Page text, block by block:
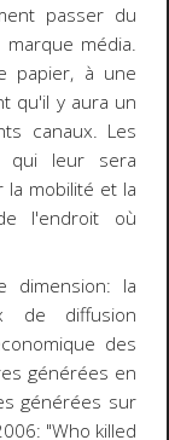
passer du
média.
papier, à une
qu'il y aura un
canaux. Les
qui leur sera
la mobilité et la
l'endroit où
dimension: la
de diffusion
des
générées en
générées sur
"Who killed